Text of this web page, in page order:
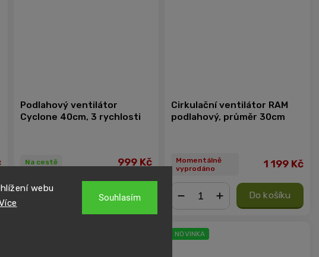
webu
Souhlasím
Podlahový ventilátor
Cyclone 40cm, 3 rychlosti
Na cestě 999 Kč
Do košíku
Cirkulační ventilátor RAM
podlahový, průměr 30cm
Momentálně
vyprodáno
1 199 Kč
Do košíku
NOVINKA